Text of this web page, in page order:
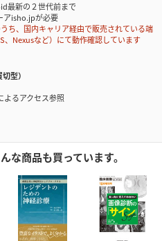
最新の２世代前まで
アisho.jpが必要
、国内キャリア経由で販売されている端
、Nexusなど）にて動作確認しています
型）
るアクセス参照
な商品も買っています。